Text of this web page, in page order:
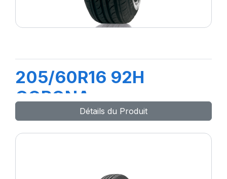
205/60R16 92H
CORONA
Détails du Produit